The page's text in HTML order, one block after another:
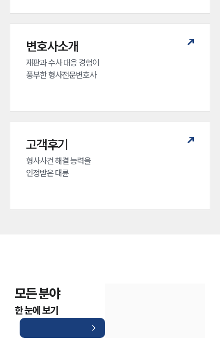
변호사소개
재판과 수사 대응 경험이
풍부한 형사전문변호사
고객후기
형사사건 해결 능력을
인정받은 대륜
모든 분야
한 눈에 보기